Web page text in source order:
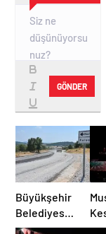
GÖNDER
Büyükşehir
Belediyesi
Harmancık’ta